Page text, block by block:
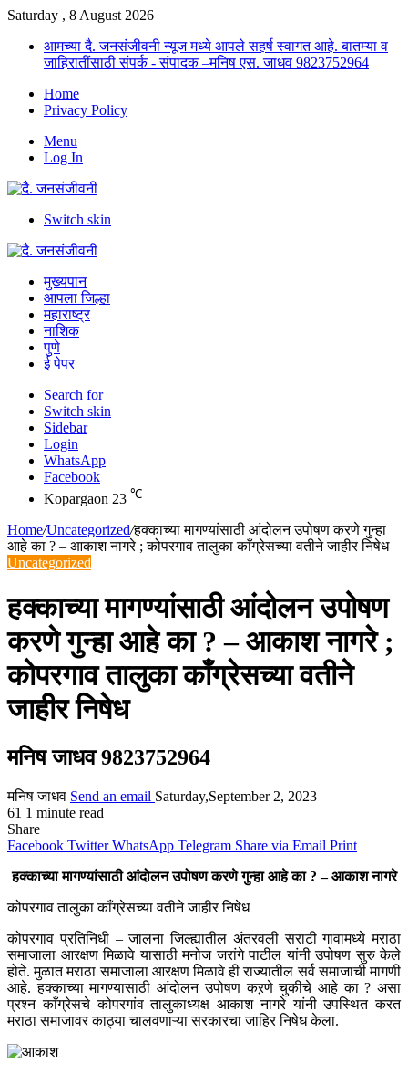
Saturday , 8 August 2026
आमच्या दै. जनसंजीवनी न्यूज मध्ये आपले सहर्ष स्वागत आहे. बातम्या व
जाहिरातींसाठी संपर्क - संपादक –मनिष एस. जाधव 9823752964
Home
Privacy Policy
Menu
Log In
Switch skin
मुख्यपान
आपला जिल्हा
महाराष्ट्र
नाशिक
पुणे
ई पेपर
Search for
Switch skin
Sidebar
Login
WhatsApp
Facebook
Kopargaon 23 ℃
Home/Uncategorized/हक्काच्या मागण्यांसाठी आंदोलन उपोषण करणे गुन्हा
आहे का ? – आकाश नागरे ; कोपरगाव तालुका काँग्रेसच्या वतीने जाहीर निषेध
Uncategorized
हक्काच्या मागण्यांसाठी आंदोलन उपोषण
करणे गुन्हा आहे का ? – आकाश नागरे ;
कोपरगाव तालुका काँग्रेसच्या वतीने
जाहीर निषेध
मनिष जाधव 9823752964
मनिष जाधव Send an email Saturday,September 2, 2023
61 1 minute read
Share
Facebook Twitter WhatsApp Telegram Share via Email Print
हक्काच्या मागण्यांसाठी आंदोलन उपोषण करणे गुन्हा आहे का ? – आकाश नागरे
कोपरगाव तालुका काँग्रेसच्या वतीने जाहीर निषेध
कोपरगाव प्रतिनिधी – जालना जिल्ह्यातील अंतरवली सराटी गावामध्ये मराठा
समाजाला आरक्षण मिळावे यासाठी मनोज जरांगे पाटील यांनी उपोषण सुरु केले
होते. मुळात मराठा समाजाला आरक्षण मिळावे ही राज्यातील सर्व समाजाची मागणी
आहे. हक्काच्या मागण्यासाठी आंदोलन उपोषण कऱणे चुकीचे आहे का ? असा
प्रश्न काँग्रेसचे कोपरगांव तालुकाध्यक्ष आकाश नागरे यांनी उपस्थित करत
मराठा समाजावर काठ्या चालवणाऱ्या सरकारचा जाहिर निषेध केला.